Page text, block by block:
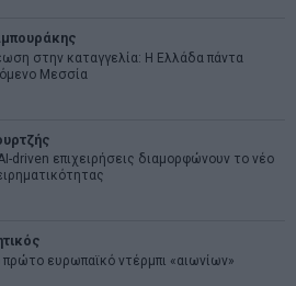
στην καταγγελία: Η Ελλάδα πάντα
Μεσσία
driven επιχειρήσεις διαμορφώνουν το νέο
ευρωπαϊκό ντέρμπι «αιωνίων»